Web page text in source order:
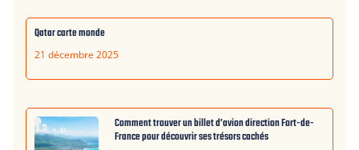
Qatar carte monde
21 décembre 2025
Comment trouver un billet d’avion direction Fort-de-
France pour découvrir ses trésors cachés